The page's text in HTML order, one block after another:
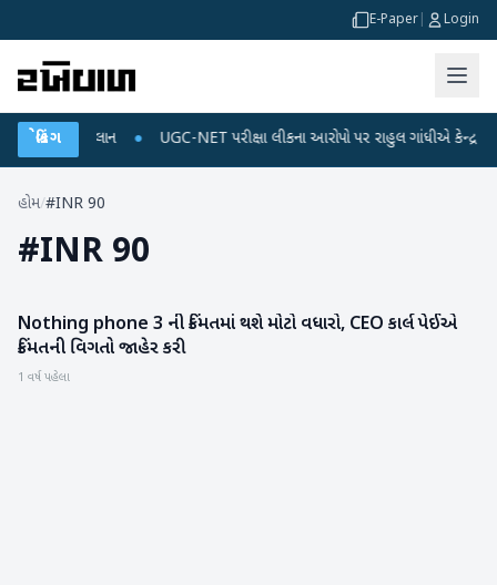
E-Paper Login
બ્રેકિંગ
અને ડેટા પ્લાન ● UGC-NET પરીક્ષા લીકના આરોપો પર રાહુલ ગાંધીએ કેન્દ્ર પર
હોમ/#INR 90
#INR 90
ગેજેટ
Nothing phone 3 ની કિંમતમાં થશે મોટો વધારો, CEO કાર્લ પેઈએ
કિંમતની વિગતો જાહેર કરી
1 વર્ષ પહેલા